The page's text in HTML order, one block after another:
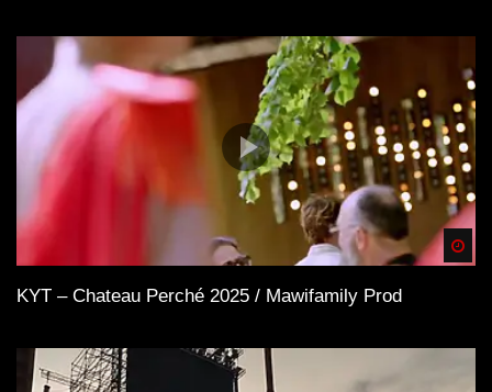
KYT – Chateau Perché 2025 / Mawifamily Prod